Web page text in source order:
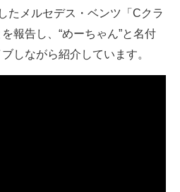
ド
たメルセデス・ベンツ「Cクラ
報告し、“めーちゃん”と名付
しながら紹介しています。